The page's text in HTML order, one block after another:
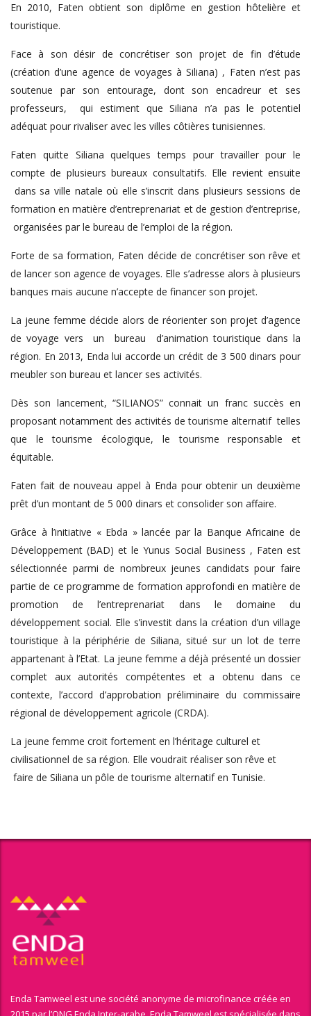
En 2010, Faten obtient son diplôme en gestion hôtelière et
touristique.
Face à son désir de concrétiser son projet de fin d’étude
(création d’une agence de voyages à Siliana) , Faten n’est pas
soutenue par son entourage, dont son encadreur et ses
professeurs, qui estiment que Siliana n’a pas le potentiel
adéquat pour rivaliser avec les villes côtières tunisiennes.
Faten quitte Siliana quelques temps pour travailler pour le
compte de plusieurs bureaux consultatifs. Elle revient ensuite
dans sa ville natale où elle s’inscrit dans plusieurs sessions de
formation en matière d’entreprenariat et de gestion d’entreprise,
organisées par le bureau de l’emploi de la région.
Forte de sa formation, Faten décide de concrétiser son rêve et
de lancer son agence de voyages. Elle s’adresse alors à plusieurs
banques mais aucune n’accepte de financer son projet.
La jeune femme décide alors de réorienter son projet d’agence
de voyage vers un bureau d’animation touristique dans la
région. En 2013, Enda lui accorde un crédit de 3 500 dinars pour
meubler son bureau et lancer ses activités.
Dès son lancement, “SILIANOS” connait un franc succès en
proposant notamment des activités de tourisme alternatif telles
que le tourisme écologique, le tourisme responsable et
équitable.
Faten fait de nouveau appel à Enda pour obtenir un deuxième
prêt d’un montant de 5 000 dinars et consolider son affaire.
Grâce à l’initiative « Ebda » lancée par la Banque Africaine de
Développement (BAD) et le Yunus Social Business , Faten est
sélectionnée parmi de nombreux jeunes candidats pour faire
partie de ce programme de formation approfondi en matière de
promotion de l’entreprenariat dans le domaine du
développement social. Elle s’investit dans la création d’un village
touristique à la périphérie de Siliana, situé sur un lot de terre
appartenant à l’Etat. La jeune femme a déjà présenté un dossier
complet aux autorités compétentes et a obtenu dans ce
contexte, l’accord d’approbation préliminaire du commissaire
régional de développement agricole (CRDA).
La jeune femme croit fortement en l’héritage culturel et
civilisationnel de sa région. Elle voudrait réaliser son rêve et
faire de Siliana un pôle de tourisme alternatif en Tunisie.
Enda Tamweel est une société anonyme de microfinance créée en